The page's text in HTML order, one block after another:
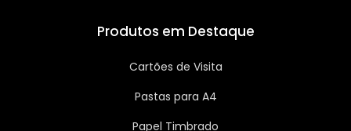
Produtos em Destaque
Cartões de Visita
Pastas para A4
Papel Timbrado